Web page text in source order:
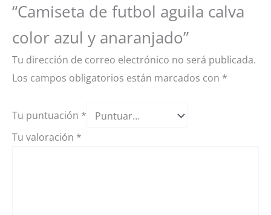
“Camiseta de futbol aguila calva
color azul y anaranjado”
Tu dirección de correo electrónico no será publicada.
Los campos obligatorios están marcados con *
Tu puntuación *
Tu valoración *